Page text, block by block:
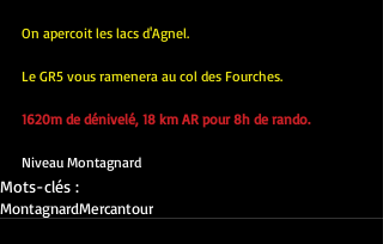
On apercoit les lacs d'Agnel.
Le GR5 vous ramenera au col des Fourches.
1620m de dénivelé, 18 km AR pour 8h de rando.
Niveau Montagnard
Mots-clés :
MontagnardMercantour